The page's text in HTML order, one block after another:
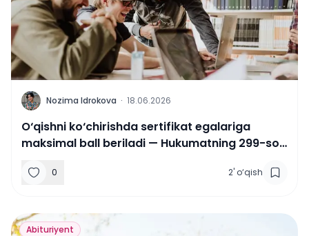
N Nozima Idrokova · 18.06.2026
O‘qishni ko‘chirishda sertifikat egalariga
maksimal ball beriladi — Hukumatning 299-son
0 2' o‘qish
Abituriyent